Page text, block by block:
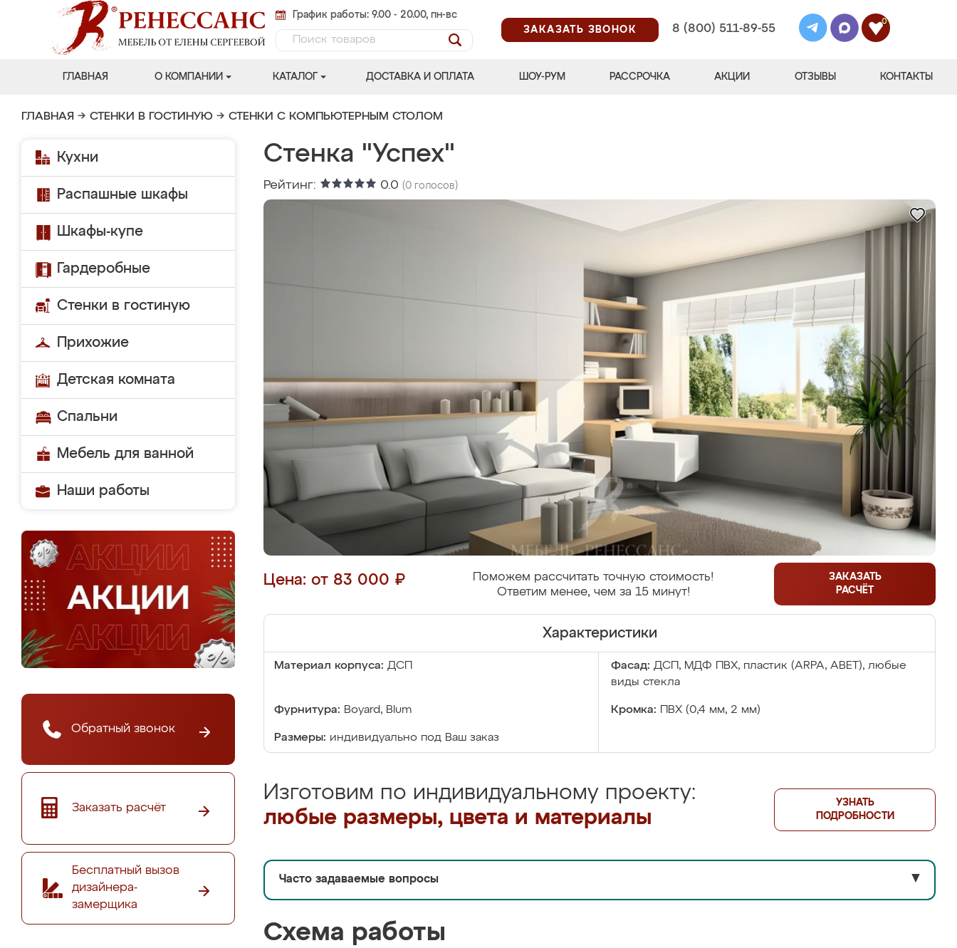
График работы: 9.00 - 20.00, пн-вс
ЗАКАЗАТЬ ЗВОНОК
8 (800) 511-89-55
0
ГЛАВНАЯ О КОМПАНИИ КАТАЛОГ ДОСТАВКА И ОПЛАТА ШОУ-РУМ РАССРОЧКА АКЦИИ ОТЗЫВЫ КОНТАКТЫ
ГЛАВНАЯ → СТЕНКИ В ГОСТИНУЮ → СТЕНКИ С КОМПЬЮТЕРНЫМ СТОЛОМ
Кухни
Распашные шкафы
Шкафы-купе
Гардеробные
Стенки в гостиную
Прихожие
Детская комната
Спальни
Мебель для ванной
Наши работы
Обратный звонок
Заказать расчёт
Бесплатный вызов
дизайнера-
замерщика
Стенка "Успех"
Рейтинг: 0.0 (0 голосов)
Цена: от 83 000 ₽
Поможем рассчитать точную стоимость!
Ответим менее, чем за 15 минут!
ЗАКАЗАТЬ
РАСЧЁТ
Характеристики
Материал корпуса: ДСП Фасад: ДСП, МДФ ПВХ, пластик (ARPA, ABET), любые
виды стекла
Фурнитура: Boyard, Blum Кромка: ПВХ (0,4 мм, 2 мм)
Размеры: индивидуально под Ваш заказ
Изготовим по индивидуальному проекту:
любые размеры, цвета и материалы
УЗНАТЬ
ПОДРОБНОСТИ
Часто задаваемые вопросы ▼
Схема работы